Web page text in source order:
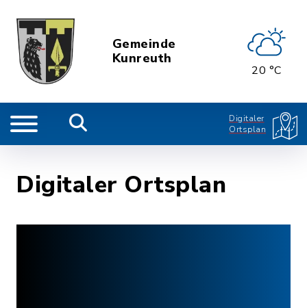
Gemeinde
Kunreuth
20 °C
Digitaler
Ortsplan
Digitaler Ortsplan